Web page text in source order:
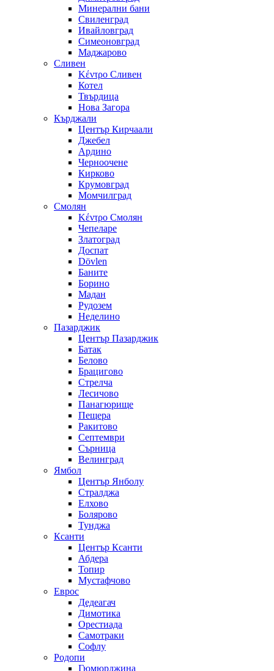
Минерални бани
Свиленград
Ивайловград
Симеоновград
Маджарово
Сливен
Κέντρο Сливен
Котел
Твърдица
Нова Загора
Кърджали
Център Кирчаали
Джебел
Ардино
Черноочене
Кирково
Крумовград
Момчилград
Смолян
Κέντρο Смолян
Чепеларе
Златоград
Доспат
Dövlen
Баните
Борино
Мадан
Рудозем
Неделино
Пазарджик
Център Пазарджик
Батак
Белово
Брацигово
Стрелча
Лесичово
Панагюрище
Пещера
Ракитово
Септември
Сърница
Велинград
Ямбол
Център Янболу
Стралджа
Елхово
Болярово
Тунджа
Ксанти
Център Ксанти
Абдера
Топир
Мустафчово
Еврос
Дедеагач
Димотика
Орестиада
Самотраки
Софлу
Родопи
Гюмюрджина